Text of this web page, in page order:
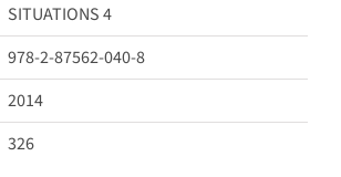
SITUATIONS 4
978-2-87562-040-8
2014
326